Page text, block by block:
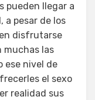
pueden llegar a
a pesar de los
disfrutarse
muchas las
ese nivel de
el sexo
realidad sus